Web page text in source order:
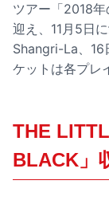
ツアー「2018
迎え、11月5日
Shangri-La、16
ケットは各プレ
THE
BLACK」